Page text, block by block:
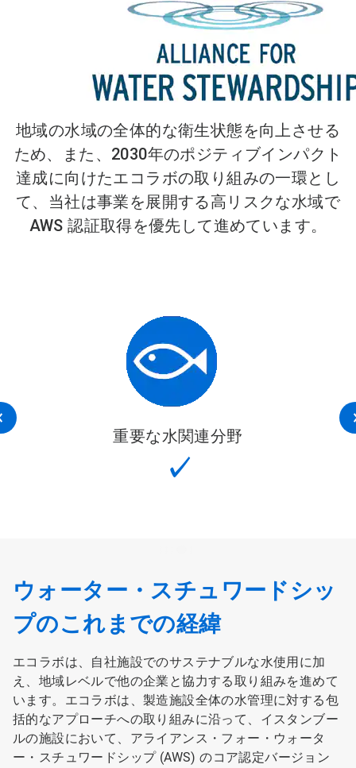
地域の水域の全体的な衛生状態を向上させる
ため、また、2030年のポジティブインパクト
達成に向けたエコラボの取り組みの一環とし
て、当社は事業を展開する高リスクな水域で
AWS 認証取得を優先して進めています。
重要な水関連分野
✓
ウォーター・スチュワードシッ
プのこれまでの経緯
エコラボは、自社施設でのサステナブルな水使用に加
え、地域レベルで他の企業と協力する取り組みを進めて
います。エコラボは、製造施設全体の水管理に対する包
括的なアプローチへの取り組みに沿って、イスタンブー
ルの施設において、アライアンス・フォー・ウォータ
ー・スチュワードシップ (AWS) のコア認定バージョン